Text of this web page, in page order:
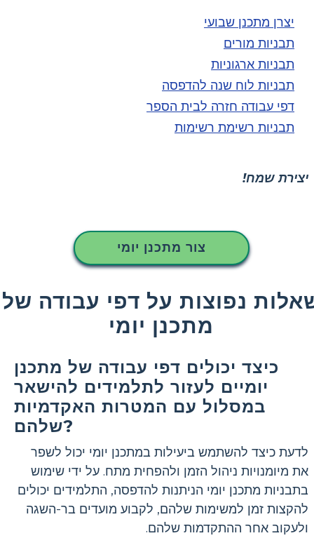
יצרן מתכנן שבועי
תבניות מורים
תבניות ארגוניות
תבניות לוח שנה להדפסה
דפי עבודה חזרה לבית הספר
תבניות רשימת רשימות
יצירת שמח!
צור מתכנן יומי
נפוצות על דפי עבודה של
מתכנן יומי
כיצד יכולים דפי עבודה של מתכנן
יומיים לעזור לתלמידים להישאר
במסלול עם המטרות האקדמיות
שלהם?
לדעת כיצד להשתמש ביעילות במתכנן יומי יכול לשפר
את מיומנויות ניהול הזמן ולהפחית מתח. על ידי שימוש
בתבניות מתכנן יומי הניתנות להדפסה, התלמידים יכולים
להקצות זמן למשימות שלהם, לקבוע מועדים בר-השגה
ולעקוב אחר ההתקדמות שלהם.